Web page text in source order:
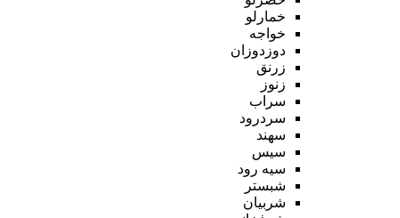
خمارلو
خواجه
دوزدوزان
زرنق
زنوز
سراب
سردرود
سهند
سیس
سیه رود
شبستر
شربیان